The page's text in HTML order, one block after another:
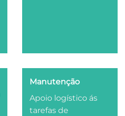
Manutenção
Apoio logístico ás
tarefas de